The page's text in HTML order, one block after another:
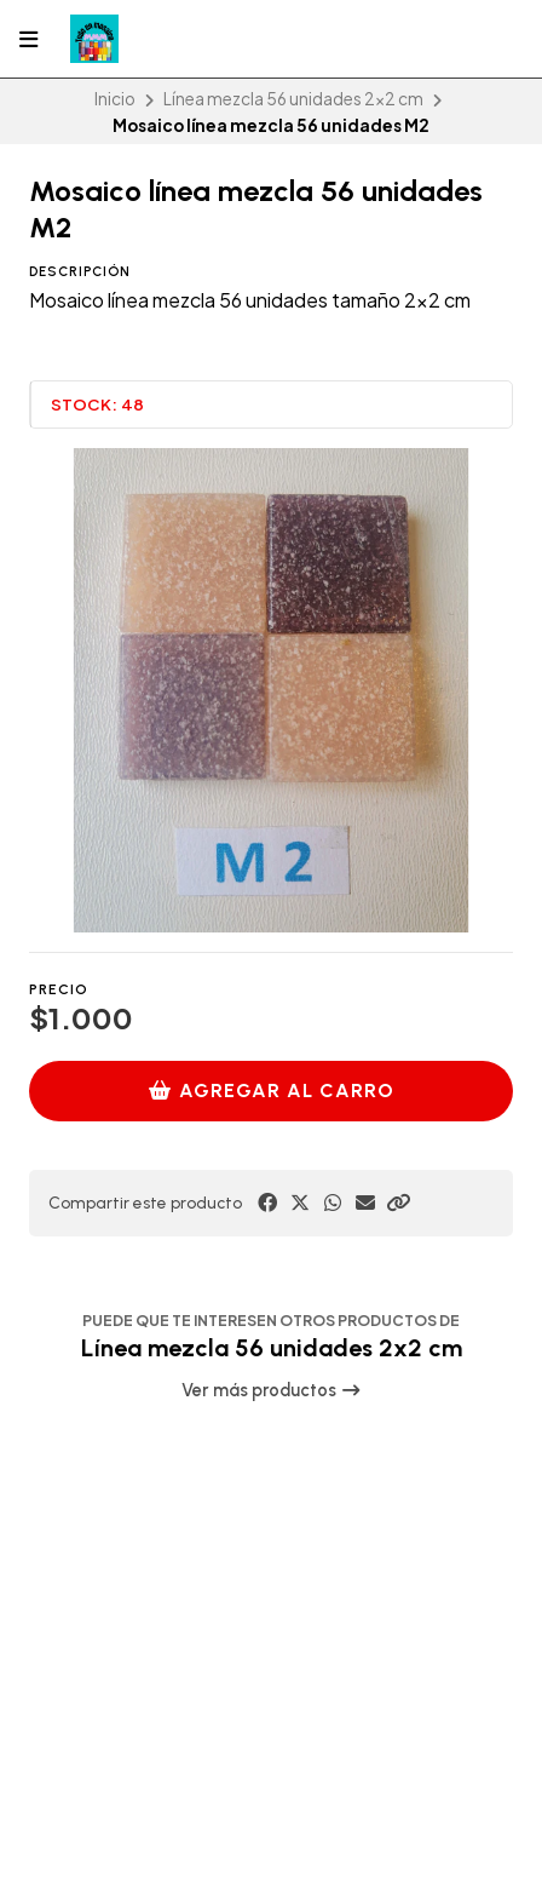
Inicio
Línea mezcla 56 unidades 2x2 cm
Mosaico línea mezcla 56 unidades M2
Mosaico línea mezcla 56 unidades
M2
DESCRIPCIÓN
Mosaico línea mezcla 56 unidades tamaño 2x2 cm
STOCK: 48
PRECIO
$1.000
AGREGAR AL CARRO
Compartir este producto
PUEDE QUE TE INTERESEN OTROS PRODUCTOS DE
Línea mezcla 56 unidades 2x2 cm
Ver más productos